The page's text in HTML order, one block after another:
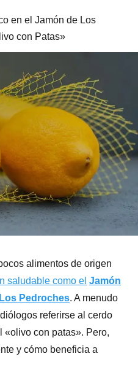
en el Jamón de Los
con Patas»
alimentos de origen
saludable como el Jamón
Los Pedroches. A menudo
referirse al cerdo
«olivo con patas». Pero,
y cómo beneficia a